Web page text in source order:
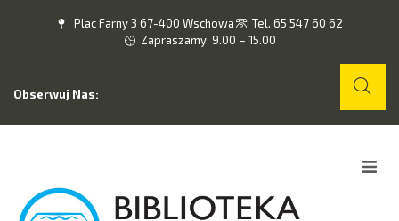
Plac Farny 3 67-400 Wschowa
Tel. 65 547 60 62
Zapraszamy: 9.00 – 15.00
Obserwuj Nas: